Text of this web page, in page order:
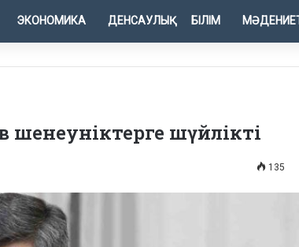
ЭКОНОМИКА ДЕНСАУЛЫҚ БІЛІМ
шенеуніктерге шүйлікті
135